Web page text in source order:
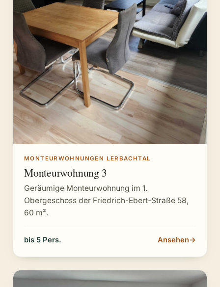
MONTEURWOHNUNGEN LERBACHTAL
Monteurwohnung 3
Geräumige Monteurwohnung im 1.
Obergeschoss der Friedrich-Ebert-Straße 58,
60 m².
bis 5 Pers. Ansehen→